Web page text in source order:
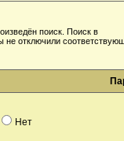
поиск. Поиск в
не отключили
Нет